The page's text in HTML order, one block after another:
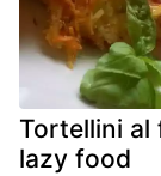
Tortellini al
lazy food